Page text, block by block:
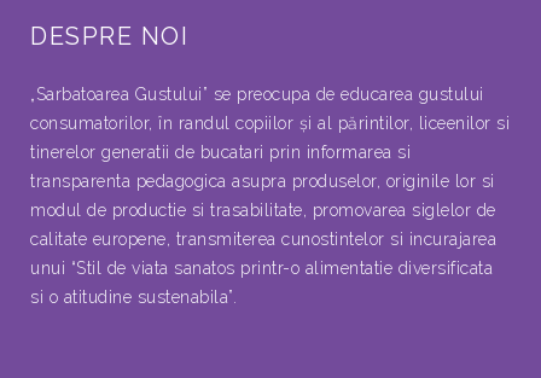
DESPRE NOI
„Sarbatoarea Gustului” se preocupa de educarea gustului
consumatorilor, în randul copiilor şi al părintilor, liceenilor si
tinerelor generatii de bucatari prin informarea si
transparenta pedagogica asupra produselor, originile lor si
modul de productie si trasabilitate, promovarea siglelor de
calitate europene, transmiterea cunostintelor si incurajarea
unui “Stil de viata sanatos printr-o alimentatie diversificata
si o atitudine sustenabila”.